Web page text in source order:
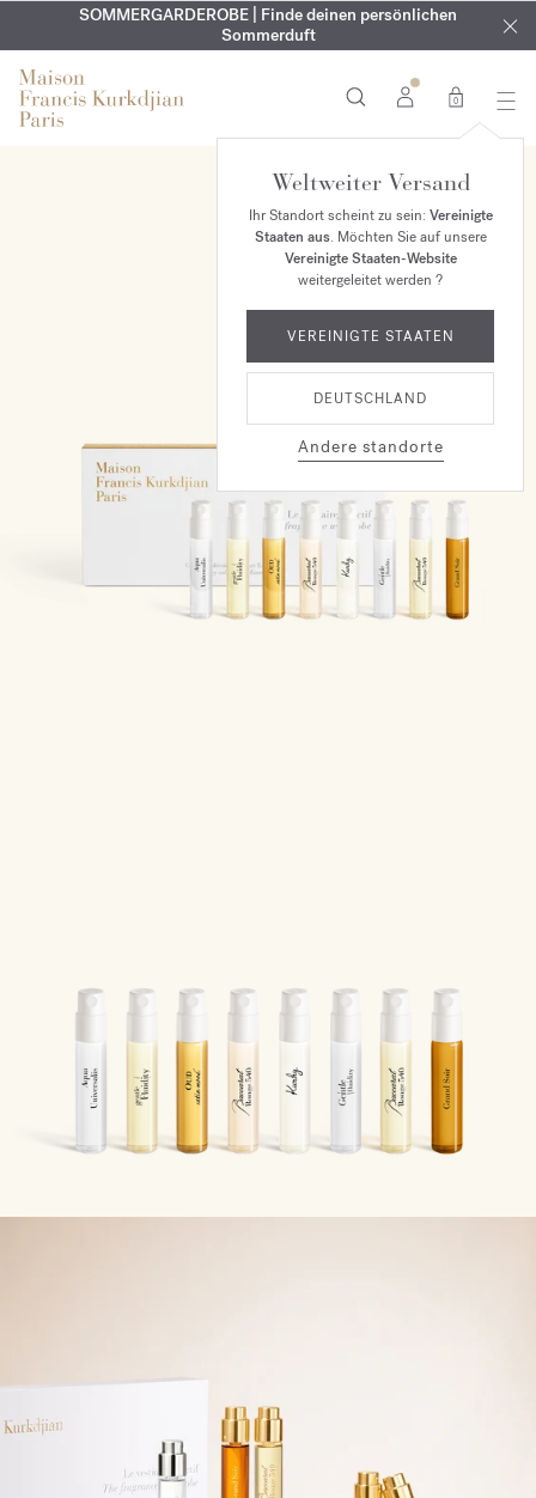
EXKLUSIV | Erhalten Sie OUD velvet moodin Ihrer Bestellung*
KOSTENLOSE GRAVUR | Auf alle Düfte und Körperöle bis zum
9. August
SOMMERGARDEROBE | Finde deinen persönlichen
Sommerduft
0
Weltweiter Versand
Ihr Standort scheint zu sein: Vereinigte
Staaten aus. Möchten Sie auf unsere
Vereinigte Staaten-Website
weitergeleitet werden ?
VEREINIGTE STAATEN
DEUTSCHLAND
Andere standorte